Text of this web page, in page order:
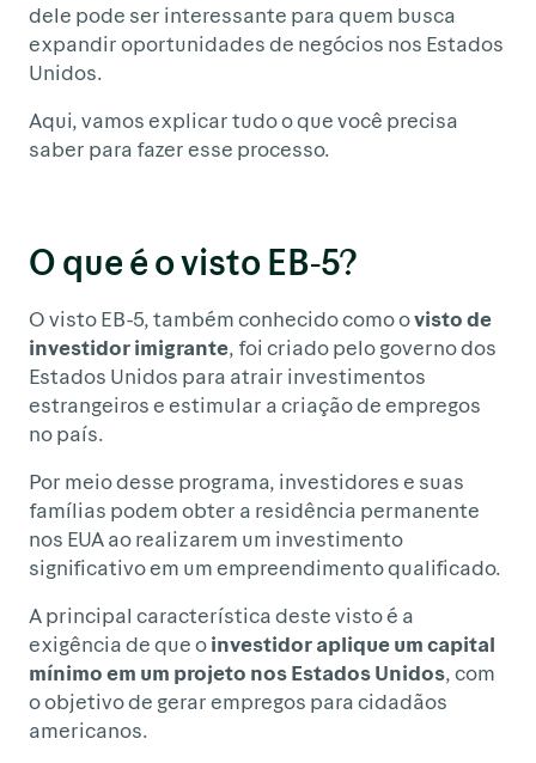
dele pode ser interessante para quem busca
expandir oportunidades de negócios nos Estados
Unidos.
Aqui, vamos explicar tudo o que você precisa
saber para fazer esse processo.
O que é o visto EB-5?
O visto EB-5, também conhecido como ovisto de
investidor imigrante, foi criado pelo governo dos
Estados Unidos para atrair investimentos
estrangeiros e estimular a criação de empregos
no país.
Por meio desse programa, investidores e suas
famílias podem obter a residência permanente
nos EUA ao realizarem um investimento
significativo em um empreendimento qualificado.
A principal característica deste visto é a
exigência de que oinvestidor aplique um capital
mínimo em um projeto nos Estados Unidos, com
o objetivo de gerar empregos para cidadãos
americanos.